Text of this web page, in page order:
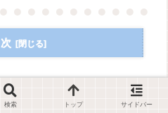
検索 トップ サイドバー